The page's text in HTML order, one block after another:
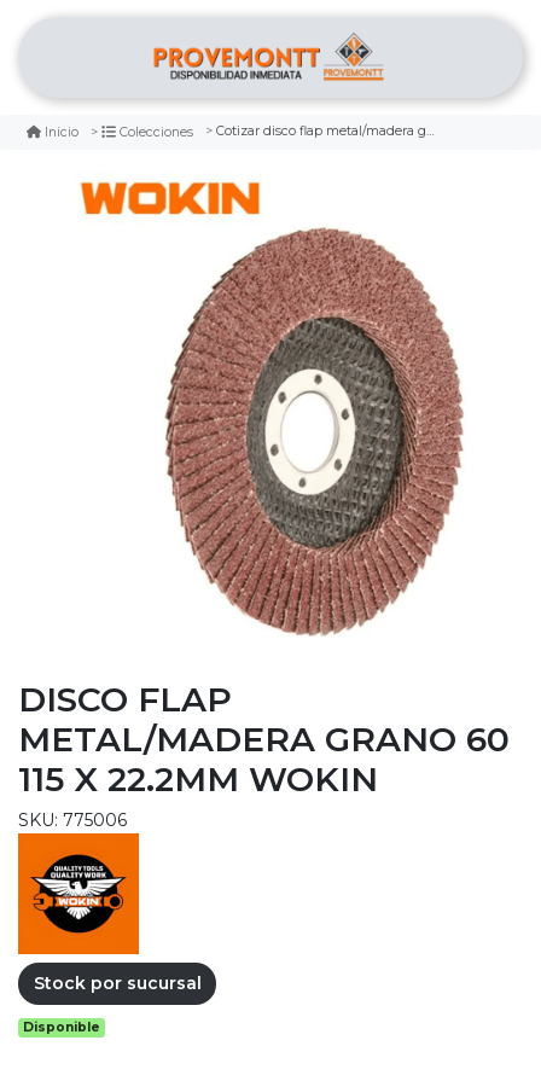
Inicio Colecciones Cotizar disco flap metal/madera grano 60 115 x 22.2mm wokin
DISCO FLAP
METAL/MADERA GRANO 60
115 X 22.2MM WOKIN
SKU: 775006
Stock por sucursal
Disponible